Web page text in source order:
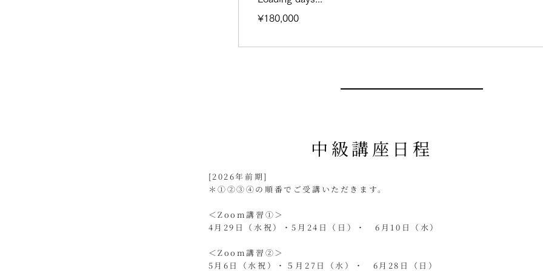
Japanese
¥180,000
中級講座日程
​[2026年前期]
＊①②③④の順番でご受講いただきます。
＜Zoom講習①＞
4月29日（水祝）・5月24日（日）・ 6月10日（水）
＜Zoom講習②＞
5月6日（水祝）・５月27日（水）・ 6月28日（日）